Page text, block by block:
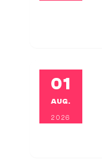
01
AUG.
2026